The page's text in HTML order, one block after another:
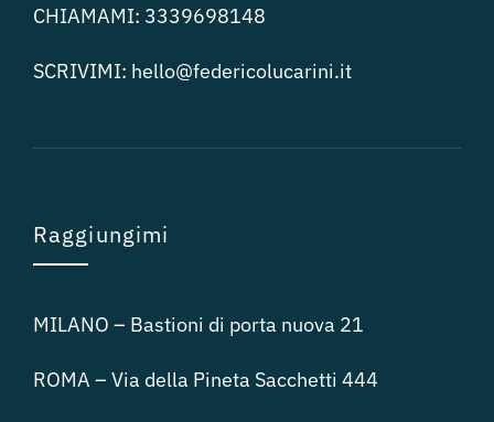
CHIAMAMI: 3339698148
SCRIVIMI: hello@federicolucarini.it
Raggiungimi
MILANO – Bastioni di porta nuova 21
ROMA – Via della Pineta Sacchetti 444